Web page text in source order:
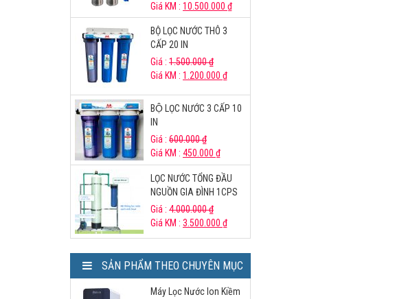
Giá KM : 10.500.000 ₫
BỘ LỌC NƯỚC THÔ 3
CẤP 20 IN
Giá : 1.500.000₫
Giá KM : 1.200.000 ₫
BỘ LỌC NƯỚC 3 CẤP 10
IN
Giá : 600.000₫
Giá KM : 450.000 ₫
LỌC NƯỚC TỔNG ĐẦU
NGUỒN GIA ĐÌNH 1CPS
Giá : 4.000.000₫
Giá KM : 3.500.000 ₫
SẢN PHẨM THEO CHUYÊN MỤC
Máy Lọc Nước Ion Kiềm